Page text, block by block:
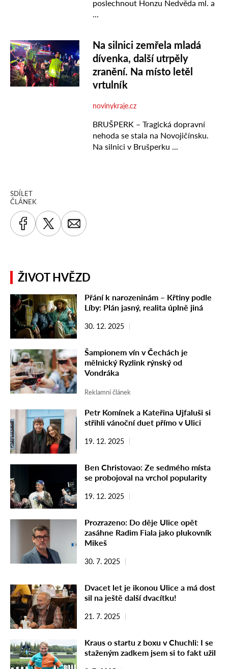
SDÍLET
ČLÁNEK
ŽIVOT HVĚZD
Přání k narozeninám – Křtiny podle
Líby: Plán jasný, realita úplně jiná
30. 12. 2025
Šampionem vín v Čechách je
mělnický Ryzlink rýnský od
Vondráka
Reklamní článek
Petr Komínek a Kateřina Ujfaluši si
střihli vánoční duet přímo v Ulici
19. 12. 2025
Ben Christovao: Ze sedmého místa
se probojoval na vrchol popularity
19. 12. 2025
Prozrazeno: Do děje Ulice opět
zasáhne Radim Fiala jako plukovník
Mikeš
30. 7. 2025
Dvacet let je ikonou Ulice a má dost
sil na ještě další dvacítku!
21. 7. 2025
Kraus o startu z boxu v Chuchli: I se
staženým zadkem jsem si to fakt užil